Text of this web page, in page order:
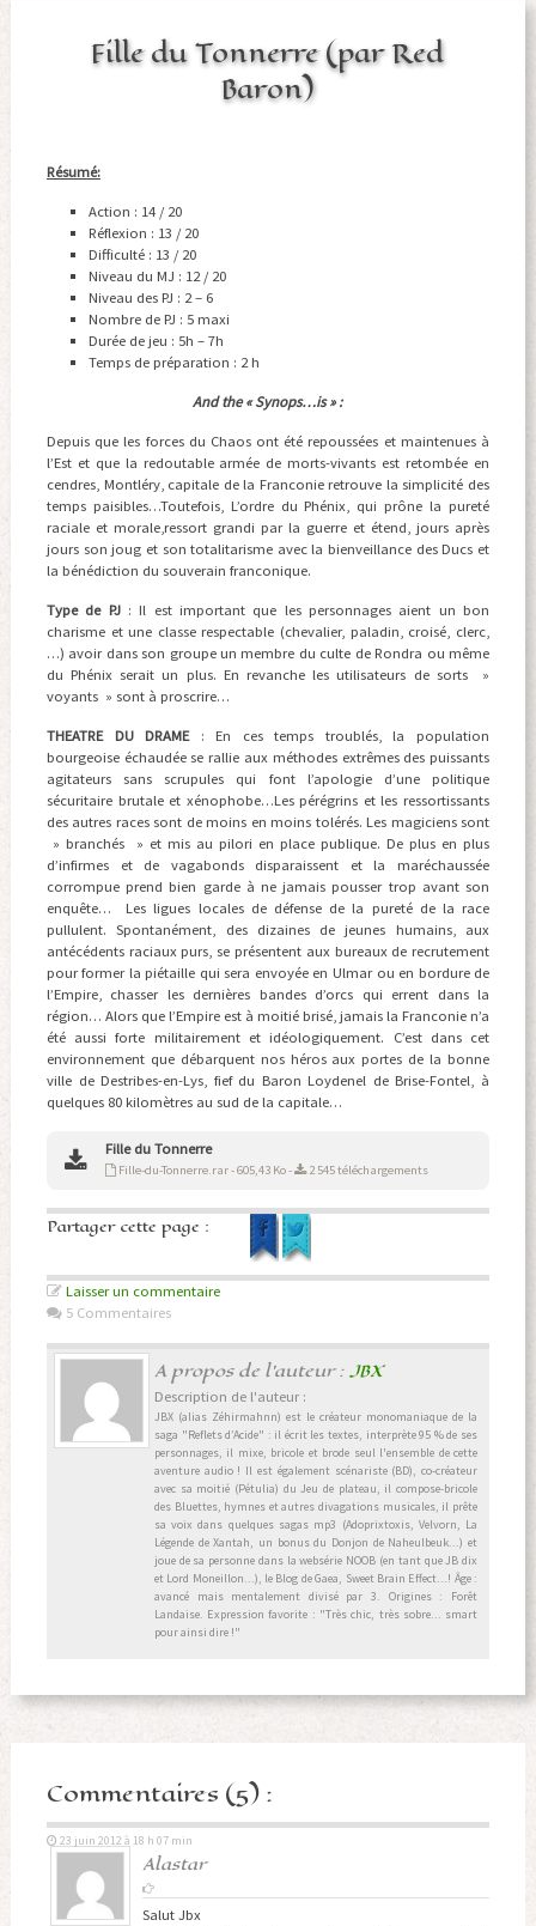
Fille du Tonnerre (par Red
Baron)
Résumé:
Action : 14 / 20
Réflexion : 13 / 20
Difficulté : 13 / 20
Niveau du MJ : 12 / 20
Niveau des PJ : 2 – 6
Nombre de PJ : 5 maxi
Durée de jeu : 5h – 7h
Temps de préparation : 2 h
And the « Synops…is » :
Depuis que les forces du Chaos ont été repoussées et maintenues à
l’Est et que la redoutable armée de morts-vivants est retombée en
cendres, Montléry, capitale de la Franconie retrouve la simplicité des
temps paisibles…Toutefois, L’ordre du Phénix, qui prône la pureté
raciale et morale,ressort grandi par la guerre et étend, jours après
jours son joug et son totalitarisme avec la bienveillance des Ducs et
la bénédiction du souverain franconique.
Type de PJ: Il est important que les personnages aient un bon
charisme et une classe respectable (chevalier, paladin, croisé, clerc,
…) avoir dans son groupe un membre du culte de Rondra ou même
du Phénix serait un plus. En revanche les utilisateurs de sorts »
voyants » sont à proscrire…
THEATRE DU DRAME: En ces temps troublés, la population
bourgeoise échaudée se rallie aux méthodes extrêmes des puissants
agitateurs sans scrupules qui font l’apologie d’une politique
sécuritaire brutale et xénophobe…Les pérégrins et les ressortissants
des autres races sont de moins en moins tolérés. Les magiciens sont
» branchés » et mis au pilori en place publique. De plus en plus
d’infirmes et de vagabonds disparaissent et la maréchaussée
corrompue prend bien garde à ne jamais pousser trop avant son
enquête… Les ligues locales de défense de la pureté de la race
pullulent. Spontanément, des dizaines de jeunes humains, aux
antécédents raciaux purs, se présentent aux bureaux de recrutement
pour former la piétaille qui sera envoyée en Ulmar ou en bordure de
l’Empire, chasser les dernières bandes d’orcs qui errent dans la
région… Alors que l’Empire est à moitié brisé, jamais la Franconie n’a
été aussi forte militairement et idéologiquement. C’est dans cet
environnement que débarquent nos héros aux portes de la bonne
ville de Destribes-en-Lys, fief du Baron Loydenel de Brise-Fontel, à
quelques 80 kilomètres au sud de la capitale…
Fille du Tonnerre
Fille-du-Tonnerre.rar - 605,43 Ko - 2 545 téléchargements
Partager cette page :
Laisser un commentaire
5 Commentaires
A propos de l'auteur :JBX
Description de l'auteur :
JBX (alias Zéhirmahnn) est le créateur monomaniaque de la
saga "Reflets d’Acide" : il écrit les textes, interprète 95 % de ses
personnages, il mixe, bricole et brode seul l'ensemble de cette
aventure audio ! Il est également scénariste (BD), co-créateur
avec sa moitié (Pétulia) du Jeu de plateau, il compose-bricole
des Bluettes, hymnes et autres divagations musicales, il prête
sa voix dans quelques sagas mp3 (Adoprixtoxis, Velvorn, La
Légende de Xantah, un bonus du Donjon de Naheulbeuk...) et
joue de sa personne dans la websérie NOOB (en tant que JB dix
et Lord Moneillon...), le Blog de Gaea, Sweet Brain Effect...! Âge :
avancé mais mentalement divisé par 3. Origines : Forêt
Landaise. Expression favorite : "Très chic, très sobre... smart
pour ainsi dire !"
Commentaires (5) :
Alastar
23 juin 2012 à 18 h 07 min
Salut Jbx